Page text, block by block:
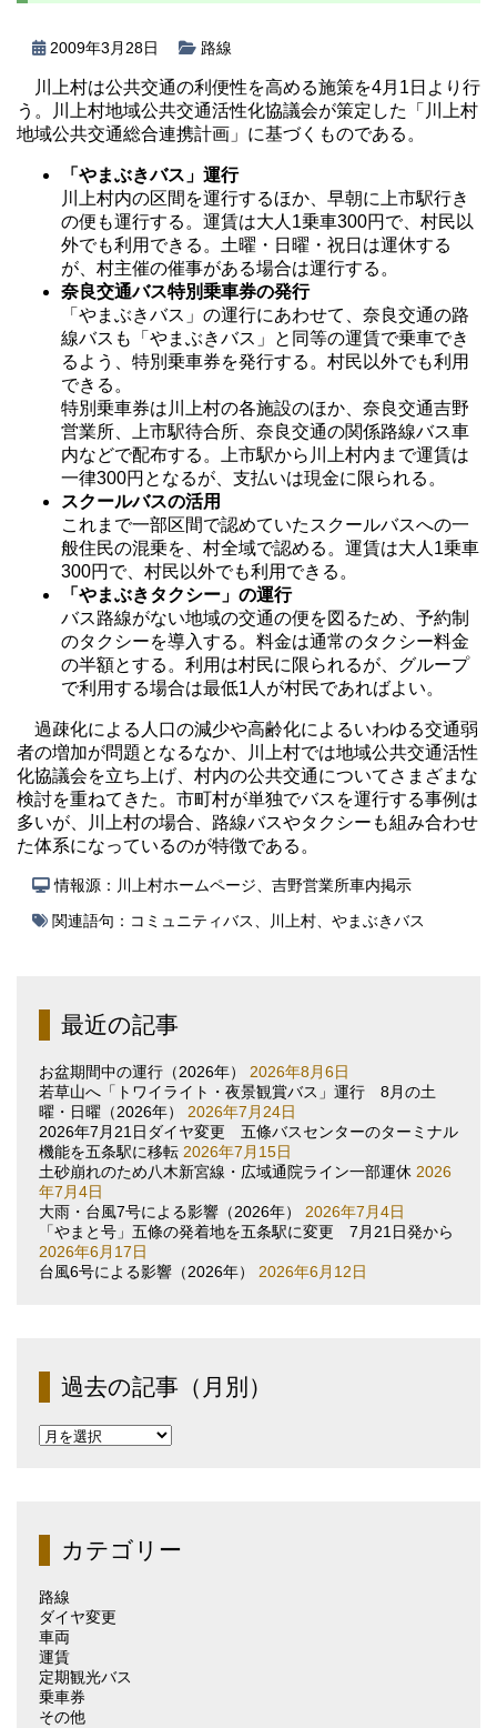
2009年3月28日 路線
川上村は公共交通の利便性を高める施策を4月1日より行
う。川上村地域公共交通活性化協議会が策定した「川上村
地域公共交通総合連携計画」に基づくものである。
「やまぶきバス」運行
川上村内の区間を運行するほか、早朝に上市駅行き
の便も運行する。運賃は大人1乗車300円で、村民以
外でも利用できる。土曜・日曜・祝日は運休する
が、村主催の催事がある場合は運行する。
奈良交通バス特別乗車券の発行
「やまぶきバス」の運行にあわせて、奈良交通の路
線バスも「やまぶきバス」と同等の運賃で乗車でき
るよう、特別乗車券を発行する。村民以外でも利用
できる。
特別乗車券は川上村の各施設のほか、奈良交通吉野
営業所、上市駅待合所、奈良交通の関係路線バス車
内などで配布する。上市駅から川上村内まで運賃は
一律300円となるが、支払いは現金に限られる。
スクールバスの活用
これまで一部区間で認めていたスクールバスへの一
般住民の混乗を、村全域で認める。運賃は大人1乗車
300円で、村民以外でも利用できる。
「やまぶきタクシー」の運行
バス路線がない地域の交通の便を図るため、予約制
のタクシーを導入する。料金は通常のタクシー料金
の半額とする。利用は村民に限られるが、グループ
で利用する場合は最低1人が村民であればよい。
過疎化による人口の減少や高齢化によるいわゆる交通弱
者の増加が問題となるなか、川上村では地域公共交通活性
化協議会を立ち上げ、村内の公共交通についてさまざまな
検討を重ねてきた。市町村が単独でバスを運行する事例は
多いが、川上村の場合、路線バスやタクシーも組み合わせ
た体系になっているのが特徴である。
情報源：川上村ホームページ、吉野営業所車内掲示
関連語句： コミュニティバス 川上村 やまぶきバス
最近の記事
お盆期間中の運行（2026年）
2026年8月6日
若草山へ「トワイライト・夜景観賞バス」運行 8月の土
曜・日曜（2026年）
2026年7月24日
2026年7月21日ダイヤ変更 五條バスセンターのターミナル
機能を五条駅に移転 2026年7月15日
土砂崩れのため八木新宮線・広域通院ライン一部運休 2026
年7月4日
大雨・台風7号による影響（2026年）
2026年7月4日
「やまと号」五條の発着地を五条駅に変更 7月21日発から
2026年6月17日
台風6号による影響（2026年）
2026年6月12日
過去の記事（月別）
過
（月
別）カテゴリー
路線
ダイヤ変更
車両
運賃
定期観光バス
乗車券
その他